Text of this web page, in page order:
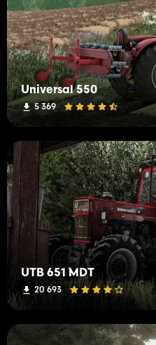
Universal 550
5 369
UTB 651 MDT
20 693